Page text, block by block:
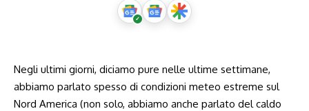
Negli ultimi giorni, diciamo pure nelle ultime settimane,
abbiamo parlato spesso di condizioni meteo estreme sul
Nord America (non solo, abbiamo anche parlato del caldo